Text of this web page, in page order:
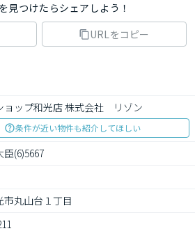
見つけたらシェアしよう！
URLをコピー
ョップ和光店 株式会社　リゾン
条件が近い物件も紹介してほしい
(6)5667
市丸山台１丁目